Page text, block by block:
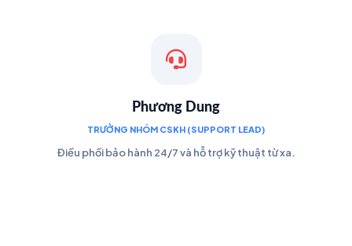
Phương Dung
TRƯỞNG NHÓM CSKH (SUPPORT LEAD)
Điều phối bảo hành 24/7 và hỗ trợ kỹ thuật từ xa.